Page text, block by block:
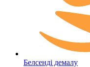
Белсенді демалу